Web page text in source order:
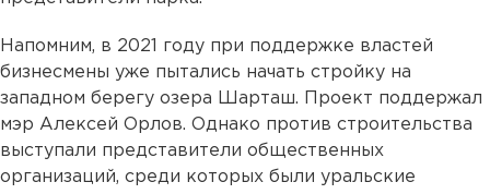
Напомним, в 2021 году при поддержке властей
бизнесмены уже пытались начать стройку на
западном берегу озера Шарташ. Проект поддержал
мэр Алексей Орлов. Однако против строительства
выступали представители общественных
организаций, среди которых были уральские